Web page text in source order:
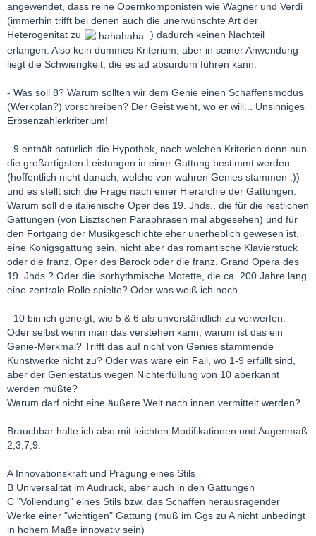
angewendet, dass reine Opernkomponisten wie Wagner und Verdi
(immerhin trifft bei denen auch die unerwünschte Art der
Heterogenität zu
) dadurch keinen Nachteil
erlangen. Also kein dummes Kriterium, aber in seiner Anwendung
liegt die Schwierigkeit, die es ad absurdum führen kann.
- Was soll 8? Warum sollten wir dem Genie einen Schaffensmodus
(Werkplan?) vorschreiben? Der Geist weht, wo er will... Unsinniges
Erbsenzählerkriterium!
- 9 enthält natürlich die Hypothek, nach welchen Kriterien denn nun
die großartigsten Leistungen in einer Gattung bestimmt werden
(hoffentlich nicht danach, welche von wahren Genies stammen ;))
und es stellt sich die Frage nach einer Hierarchie der Gattungen:
Warum soll die italienische Oper des 19. Jhds., die für die restlichen
Gattungen (von Lisztschen Paraphrasen mal abgesehen) und für
den Fortgang der Musikgeschichte eher unerheblich gewesen ist,
eine Königsgattung sein, nicht aber das romantische Klavierstück
oder die franz. Oper des Barock oder die franz. Grand Opera des
19. Jhds.? Oder die isorhythmische Motette, die ca. 200 Jahre lang
eine zentrale Rolle spielte? Oder was weiß ich noch...
- 10 bin ich geneigt, wie 5 & 6 als unverständlich zu verwerfen.
Oder selbst wenn man das verstehen kann, warum ist das ein
Genie-Merkmal? Trifft das auf nicht von Genies stammende
Kunstwerke nicht zu? Oder was wäre ein Fall, wo 1-9 erfüllt sind,
aber der Geniestatus wegen Nichterfüllung von 10 aberkannt
werden müßte?
Warum darf nicht eine äußere Welt nach innen vermittelt werden?
Brauchbar halte ich also mit leichten Modifikationen und Augenmaß
2,3,7,9:
A Innovationskraft und Prägung eines Stils
B Universalität im Audruck, aber auch in den Gattungen
C "Vollendung" eines Stils bzw. das Schaffen herausragender
Werke einer "wichtigen" Gattung (muß im Ggs zu A nicht unbedingt
in hohem Maße innovativ sein)